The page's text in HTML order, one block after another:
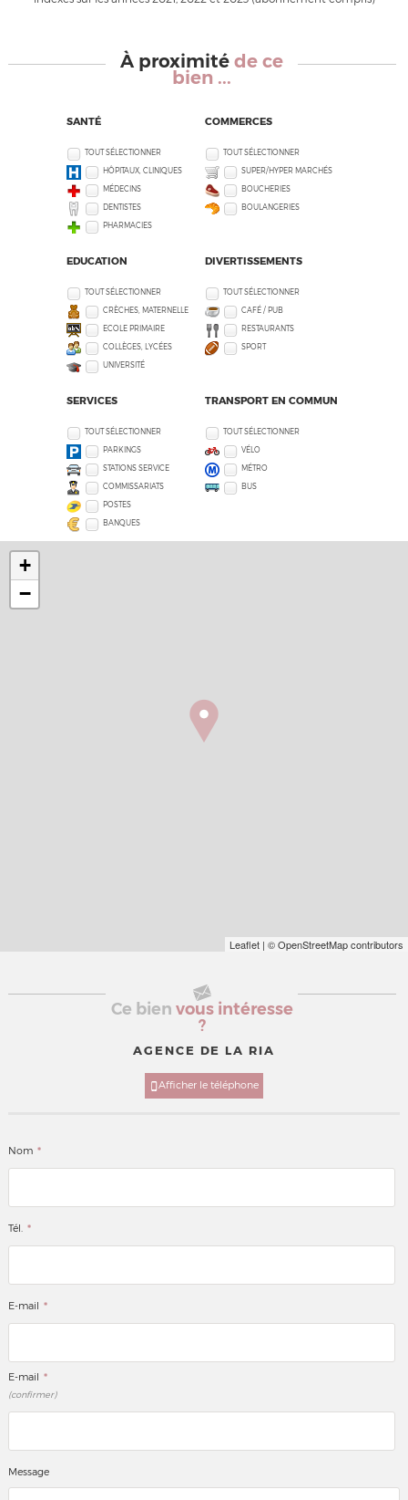
À proximitéde ce
bien ...
SANTÉ
TOUT SÉLECTIONNER
HÔPITAUX, CLINIQUES
MÉDECINS
DENTISTES
PHARMACIES
COMMERCES
TOUT SÉLECTIONNER
SUPER/HYPER MARCHÉS
BOUCHERIES
BOULANGERIES
EDUCATION
TOUT SÉLECTIONNER
CRÈCHES, MATERNELLE
ECOLE PRIMAIRE
COLLÈGES, LYCÉES
UNIVERSITÉ
DIVERTISSEMENTS
TOUT SÉLECTIONNER
CAFÉ / PUB
RESTAURANTS
SPORT
SERVICES
TOUT SÉLECTIONNER
PARKINGS
STATIONS SERVICE
COMMISSARIATS
POSTES
BANQUES
TRANSPORT EN COMMUN
TOUT SÉLECTIONNER
VÉLO
MÉTRO
BUS
+
−
Leaflet | © OpenStreetMap contributors
Ce bien vous intéresse
?
AGENCE DE LA RIA
Afficher le téléphone
Nom *
Tél. *
E-mail *
E-mail *
(confirmer)
Message